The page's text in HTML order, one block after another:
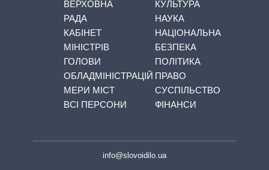
ВЕРХОВНА
РАДА
КАБІНЕТ
МІНІСТРІВ
ГОЛОВИ
ОБЛАДМІНІСТРАЦІЙ
МЕРИ МІСТ
ВСІ ПЕРСОНИ
КУЛЬТУРА
НАУКА
НАЦІОНАЛЬНА
БЕЗПЕКА
ПОЛІТИКА
ПРАВО
СУСПІЛЬСТВО
ФІНАНСИ
info@slovoidilo.ua